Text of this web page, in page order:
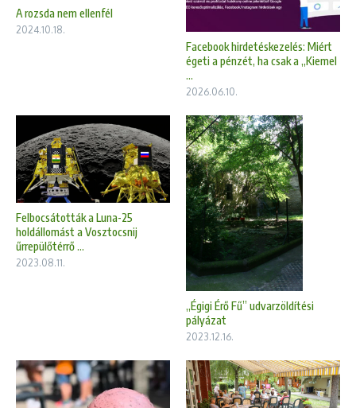
A rozsda nem ellenfél
2024.10.18.
Facebook hirdetéskezelés: Miért
égeti a pénzét, ha csak a „Kiemel
...
2026.06.10.
Felbocsátották a Luna-25
holdállomást a Vosztocsnij
űrrepülőtérrő ...
2023.08.11.
„Égigi Érő Fű” udvarzöldítési
pályázat
2023.12.16.